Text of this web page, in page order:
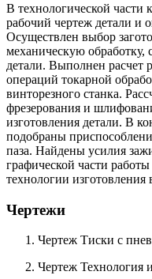
В технологической части
рабочий чертеж детали и
Осуществлен выбор
механическую обработку,
детали. Выполнен расчет
операций токарной
винторезного станка.
фрезерования и
изготовления детали. В
подобраны
паза. Найдены усилия
графической части
технологии изготовления
Чертежи
Чертеж Тиски с
Чертеж Технология